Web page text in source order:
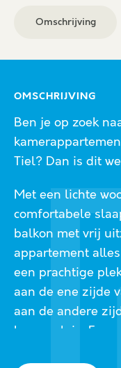
Omschrijving
OMSCHRIJVING
Ben je op zoek
Tiel? Dan is dit
Met een lichte
comfortabele
balkon met vrij
appartement
een prachtige
aan de ene zijde
aan de andere
horecaplein. Een